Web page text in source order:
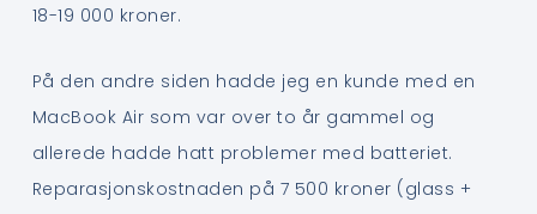
18-19 000 kroner.
På den andre siden hadde jeg en kunde med en
MacBook Air som var over to år gammel og
allerede hadde hatt problemer med batteriet.
Reparasjonskostnaden på 7 500 kroner (glass +